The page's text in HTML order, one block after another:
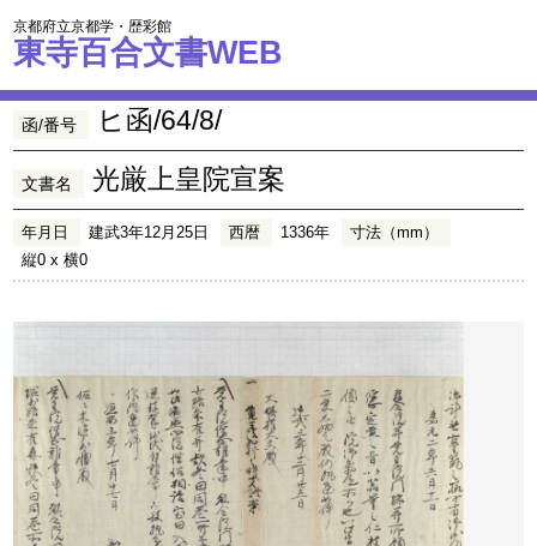
京都府立京都学・歴彩館
東寺百合文書WEB
函/番号 ヒ函/64/8/
文書名 光厳上皇院宣案
年月日 建武3年12月25日 西暦 1336年
寸法（mm）
縦0 x 横0